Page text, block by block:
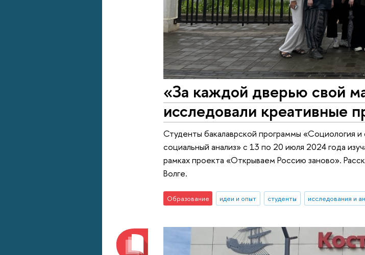
«За каждой дверью свой
исследовали креативные
Студенты бакалаврской программы «Социология
социальный анализ» с 13 по 20 июля 2024 года
рамках проекта «Открываем Россию заново».
Волге.
Образование идеи и опыт студенты исследования и